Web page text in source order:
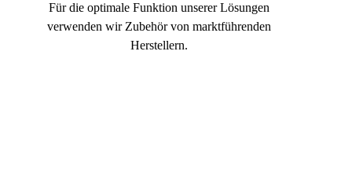
Für die optimale Funktion unserer Lösungen
verwenden wir Zubehör von marktführenden
Herstellern.